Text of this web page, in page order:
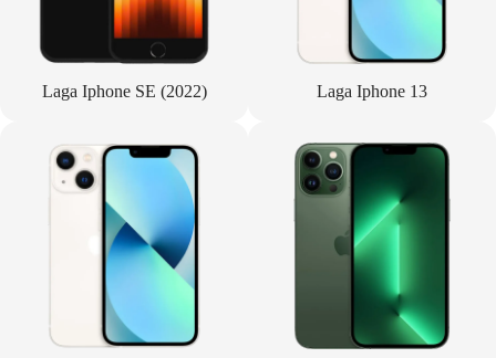
Laga Iphone SE (2022) Laga Iphone 13